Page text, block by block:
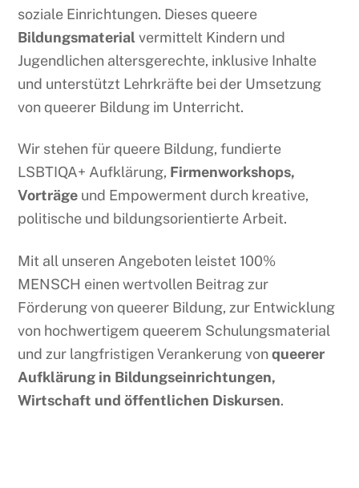
soziale Einrichtungen. Dieses queere
Bildungsmaterial vermittelt Kindern und
Jugendlichen altersgerechte, inklusive Inhalte
und unterstützt Lehrkräfte bei der Umsetzung
von queerer Bildung im Unterricht.
Wir stehen für queere Bildung, fundierte
LSBTIQA+ Aufklärung, Firmenworkshops,
Vorträge und Empowerment durch kreative,
politische und bildungsorientierte Arbeit.
Mit all unseren Angeboten leistet 100%
MENSCH einen wertvollen Beitrag zur
Förderung von queerer Bildung, zur Entwicklung
von hochwertigem queerem Schulungsmaterial
und zur langfristigen Verankerung vonqueerer
Aufklärung in Bildungseinrichtungen,
Wirtschaft und öffentlichen Diskursen.